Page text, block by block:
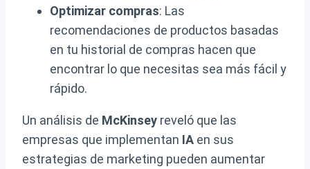
Optimizar compras: Las
recomendaciones de productos basadas
en tu historial de compras hacen que
encontrar lo que necesitas sea más fácil y
rápido.
Un análisis de McKinsey reveló que las
empresas que implementan IA en sus
estrategias de marketing pueden aumentar